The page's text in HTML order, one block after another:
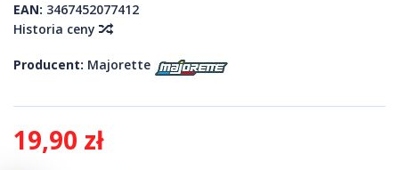
EAN: 3467452077412
Historia ceny
Producent: Majorette
19,90 zł